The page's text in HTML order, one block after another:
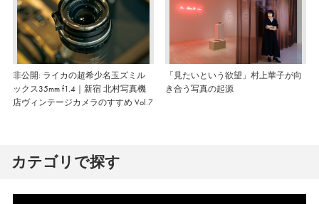
非公開: ライカの超希少名玉ズミル
ックス35mm f1.4｜新宿 北村写真機
店ヴィンテージカメラのすすめ Vol.7
「見たいという欲望」村上華子が向
き合う写真の起源
カテゴリで探す